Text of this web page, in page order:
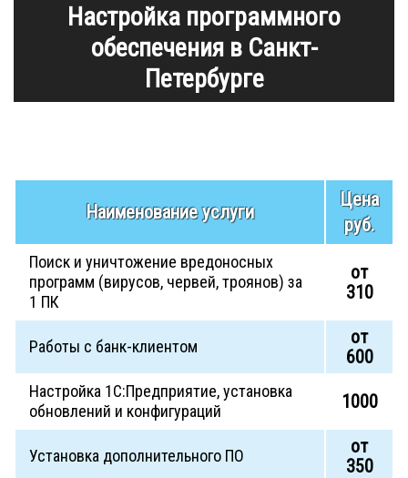
Настройка программного
обеспечения в Санкт-
Петербурге
Наименование услуги
Цена
руб.
Поиск и уничтожение вредоносных
программ (вирусов, червей, троянов) за
1 ПК
от
310
Работы с банк-клиентом
от
600
Настройка 1С:Предприятие, установка
обновлений и конфигураций
1000
Установка дополнительного ПО
от
350